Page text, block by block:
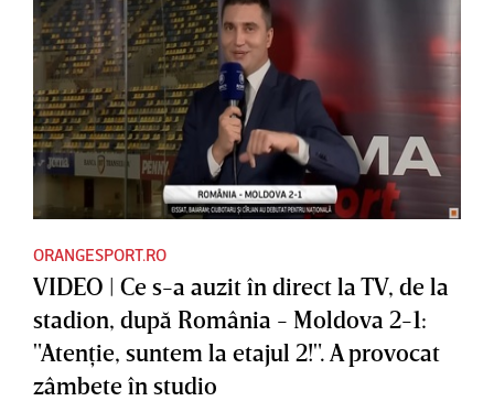
ORANGESPORT.RO
VIDEO | Ce s-a auzit în direct la TV, de la
stadion, după România - Moldova 2-1:
"Atenţie, suntem la etajul 2!". A provocat
zâmbete în studio